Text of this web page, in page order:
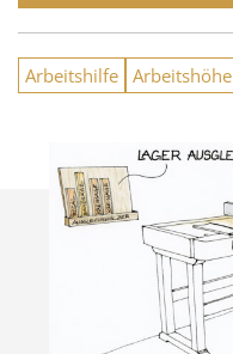
Arbeitshilfe Arbeitshöhe